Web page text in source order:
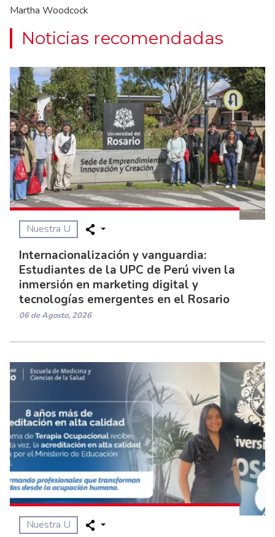
Martha Woodcock
Noticias recomendadas
Nuestra U
Internacionalización y vanguardia:
Estudiantes de la UPC de Perú viven la
inmersión en marketing digital y
tecnologías emergentes en el Rosario
06 de Agosto, 2026
Nuestra U